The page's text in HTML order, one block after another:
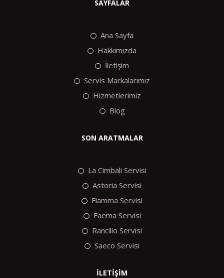
SAYFALAR
Ana Sayfa
Hakkımızda
İletişim
Servis Markalarımız
Hizmetlerimiz
Blog
SON ARATMALAR
La Cimbali Servisi
Astoria Servisi
Fiamma Servisi
Faema Servisi
Rancilio Servisi
Saeco Servisi
İLETİŞİM